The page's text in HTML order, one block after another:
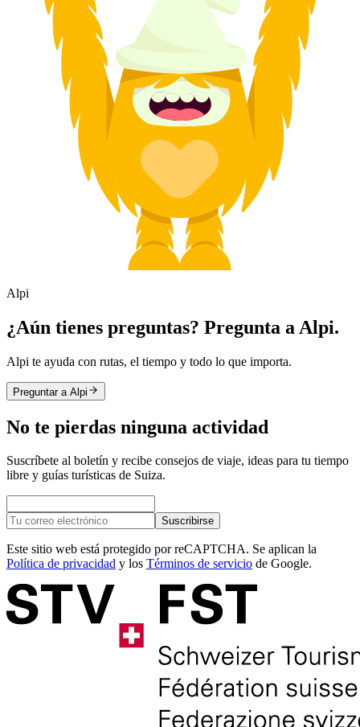
Alpi
¿Aún tienes preguntas? Pregunta a Alpi.
Alpi te ayuda con rutas, el tiempo y todo lo que importa.
Preguntar a Alpi
No te pierdas ninguna actividad
Suscríbete al boletín y recibe consejos de viaje, ideas para tu tiempo
libre y guías turísticas de Suiza.
Suscribirse
Este sitio web está protegido por reCAPTCHA. Se aplican la
Política de privacidad y los Términos de servicio de Google.